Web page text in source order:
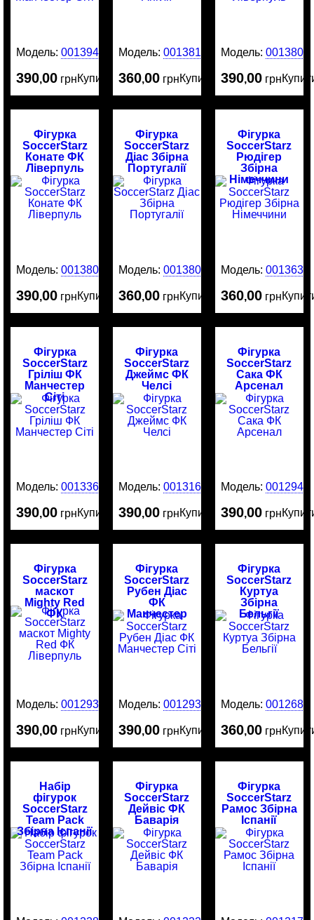
Модель:0013945
390,00 грнКупити
Модель:0013818
360,00 грнКупити
Модель: 0013808
390,00 грн
Фігурка
SoccerStarz
Конате ФК
Ліверпуль
Модель:0013805
390,00 грнКупити
Фігурка
SoccerStarz
Діас Збірна
Португалії
Модель:0013801
360,00 грнКупити
Фігурка
SoccerStarz
Рюдігер
Збірна
Німеччини
Модель: 0013635
360,00 грн
Фігурка
SoccerStarz
Гріліш ФК
Манчестер
Сіті
Модель:0013369
390,00 грнКупити
Фігурка
SoccerStarz
Джеймс ФК
Челсі
Модель:0013161
390,00 грнКупити
Фігурка
SoccerStarz
Сака ФК
Арсенал
Модель: 0012942
390,00 грн
Фігурка
SoccerStarz
маскот
Mighty Red
ФК
Ліверпуль
Модель:0012938
390,00 грнКупити
Фігурка
SoccerStarz
Рубен Діас
ФК
Манчестер
Сіті
Модель:0012937
390,00 грнКупити
Фігурка
SoccerStarz
Куртуа
Збірна
Бельгії
Модель: 0012685
360,00 грн
Набір
фігурок
SoccerStarz
Team Pack
Збірна Іспанії
Фігурка
SoccerStarz
Дейвіс ФК
Баварія
Фігурка
SoccerStarz
Рамос Збірна
Іспанії